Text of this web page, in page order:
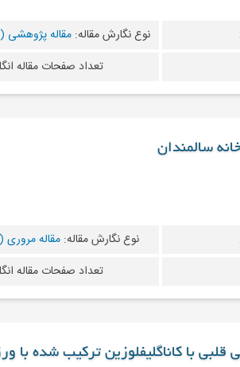
نوع نگارش مقاله: مقاله پژوهشی (Research Article)
تعداد صفحات مقاله
سالمندان
نوع نگارش مقاله:مقاله مروری (Review Article)
تعداد صفحات مقاله
قلبی با کاناگلیفلوزین ترکیب شده